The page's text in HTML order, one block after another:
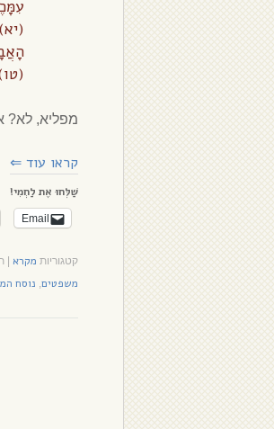
מפליא, לא?
קראו עוד ⇐
שַׁלְּחוּ אֶת לַחְמִי!
Email
קטגוריות מקרא
משפטים, נוסח